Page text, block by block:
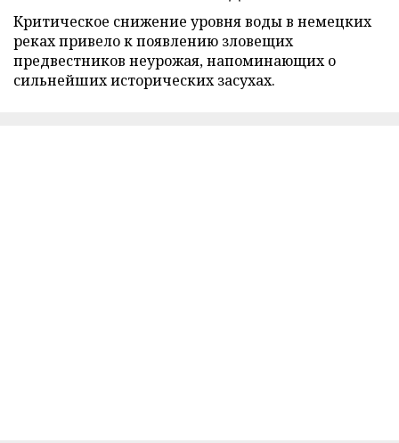
Критическое снижение уровня воды в немецких
реках привело к появлению зловещих
предвестников неурожая, напоминающих о
сильнейших исторических засухах.